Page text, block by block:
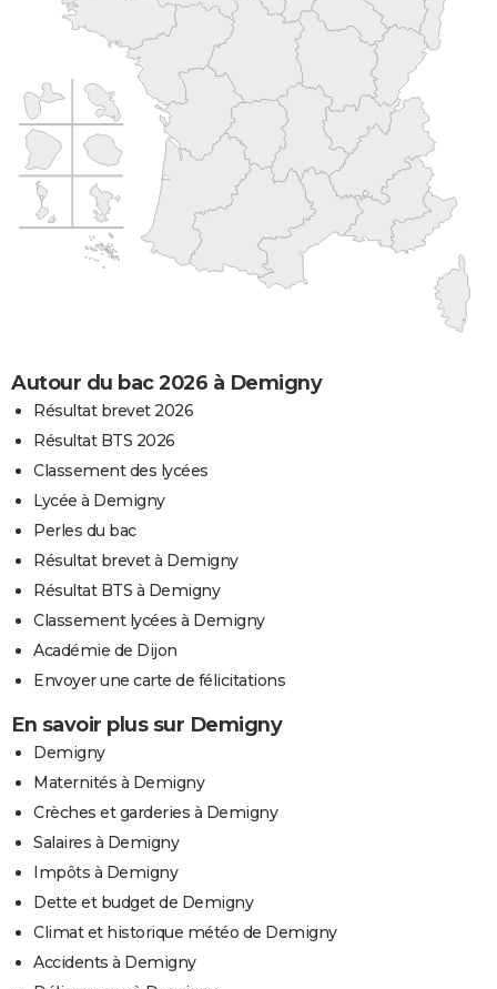
Autour du bac 2026 à Demigny
Résultat brevet 2026
Résultat BTS 2026
Classement des lycées
Lycée à Demigny
Perles du bac
Résultat brevet à Demigny
Résultat BTS à Demigny
Classement lycées à Demigny
Académie de Dijon
Envoyer une carte de félicitations
En savoir plus sur Demigny
Demigny
Maternités à Demigny
Crèches et garderies à Demigny
Salaires à Demigny
Impôts à Demigny
Dette et budget de Demigny
Climat et historique météo de Demigny
Accidents à Demigny